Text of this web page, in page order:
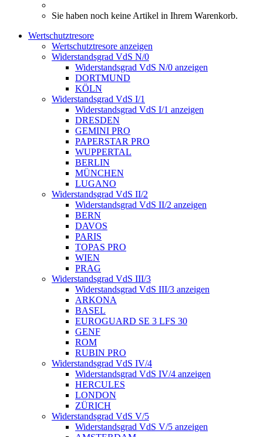
Sie haben noch keine Artikel in Ihrem Warenkorb.
Wertschutztresore
Wertschutztresore anzeigen
Widerstandsgrad VdS N/0
Widerstandsgrad VdS N/0 anzeigen
DORTMUND
KÖLN
Widerstandsgrad VdS I/1
Widerstandsgrad VdS I/1 anzeigen
DRESDEN
GEMINI PRO
PAPERSTAR PRO
WUPPERTAL
BERLIN
MÜNCHEN
LUGANO
Widerstandsgrad VdS II/2
Widerstandsgrad VdS II/2 anzeigen
BERN
DAVOS
PARIS
TOPAS PRO
WIEN
PRAG
Widerstandsgrad VdS III/3
Widerstandsgrad VdS III/3 anzeigen
ARKONA
BASEL
EUROGUARD SE 3 LFS 30
GENF
ROM
RUBIN PRO
Widerstandsgrad VdS IV/4
Widerstandsgrad VdS IV/4 anzeigen
HERCULES
LONDON
ZÜRICH
Widerstandsgrad VdS V/5
Widerstandsgrad VdS V/5 anzeigen